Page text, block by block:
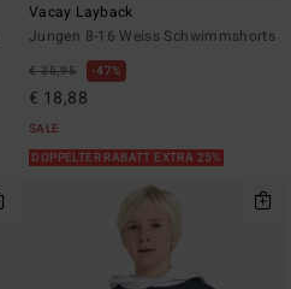
Vacay Layback
Jungen 8-16 Weiss Schwimmshorts
€ 35,95 47%
€ 18,88
SALE
DOPPELTER RABATT EXTRA 25%